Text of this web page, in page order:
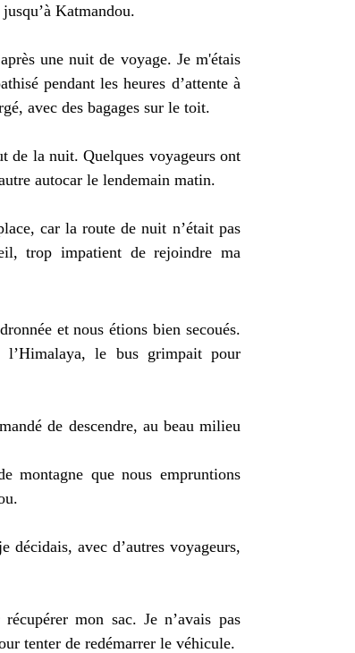
Katmandou.
une nuit de voyage. Je m'étais
pendant les heures d’attente à
avec des bagages sur le toit.
de la nuit. Quelques voyageurs ont
autocar le lendemain matin.
car la route de nuit n’était pas
trop impatient de rejoindre ma
et nous étions bien secoués.
le bus grimpait pour
de descendre, au beau milieu
montagne que nous empruntions
décidais, avec d’autres voyageurs,
mon sac. Je n’avais pas
tenter de redémarrer le véhicule.